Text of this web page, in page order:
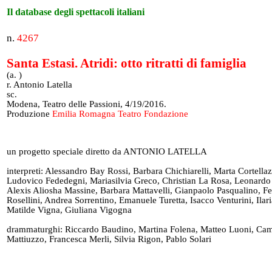
Il database degli spettacoli italiani
n. 4267
Santa Estasi. Atridi: otto ritratti di famiglia
(a. )
r. Antonio Latella
sc.
Modena, Teatro delle Passioni, 4/19/2016.
Produzione Emilia Romagna Teatro Fondazione
un progetto speciale diretto da ANTONIO LATELLA
interpreti: Alessandro Bay Rossi, Barbara Chichiarelli, Marta
Ludovico Fededegni, Mariasilvia Greco, Christian La Rosa,
Alexis Aliosha Massine, Barbara Mattavelli, Gianpaolo Pasqualino,
Rosellini, Andrea Sorrentino, Emanuele Turetta, Isacco Venturini,
Matilde Vigna, Giuliana Vigogna
drammaturghi: Riccardo Baudino, Martina Folena, Matteo Luoni,
Mattiuzzo, Francesca Merli, Silvia Rigon, Pablo Solari